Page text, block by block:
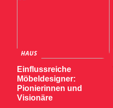
HAUS
Einflussreiche
Möbeldesigner:
Pionierinnen und
Visionäre